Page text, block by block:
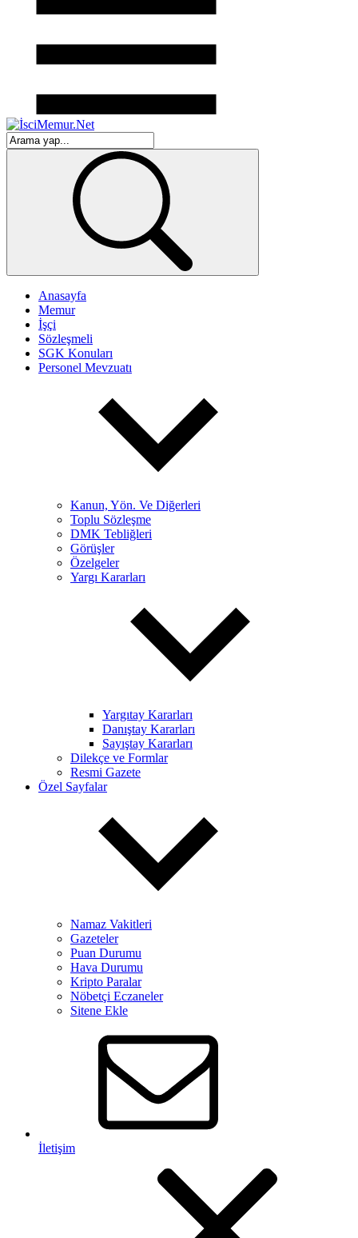
Anasayfa
Memur
İşçi
Sözleşmeli
SGK Konuları
Personel Mevzuatı
Kanun, Yön. Ve Diğerleri
Toplu Sözleşme
DMK Tebliğleri
Görüşler
Özelgeler
Yargı Kararları
Yargıtay Kararları
Danıştay Kararları
Sayıştay Kararları
Dilekçe ve Formlar
Resmi Gazete
Özel Sayfalar
Namaz Vakitleri
Gazeteler
Puan Durumu
Hava Durumu
Kripto Paralar
Nöbetçi Eczaneler
Sitene Ekle
İletişim